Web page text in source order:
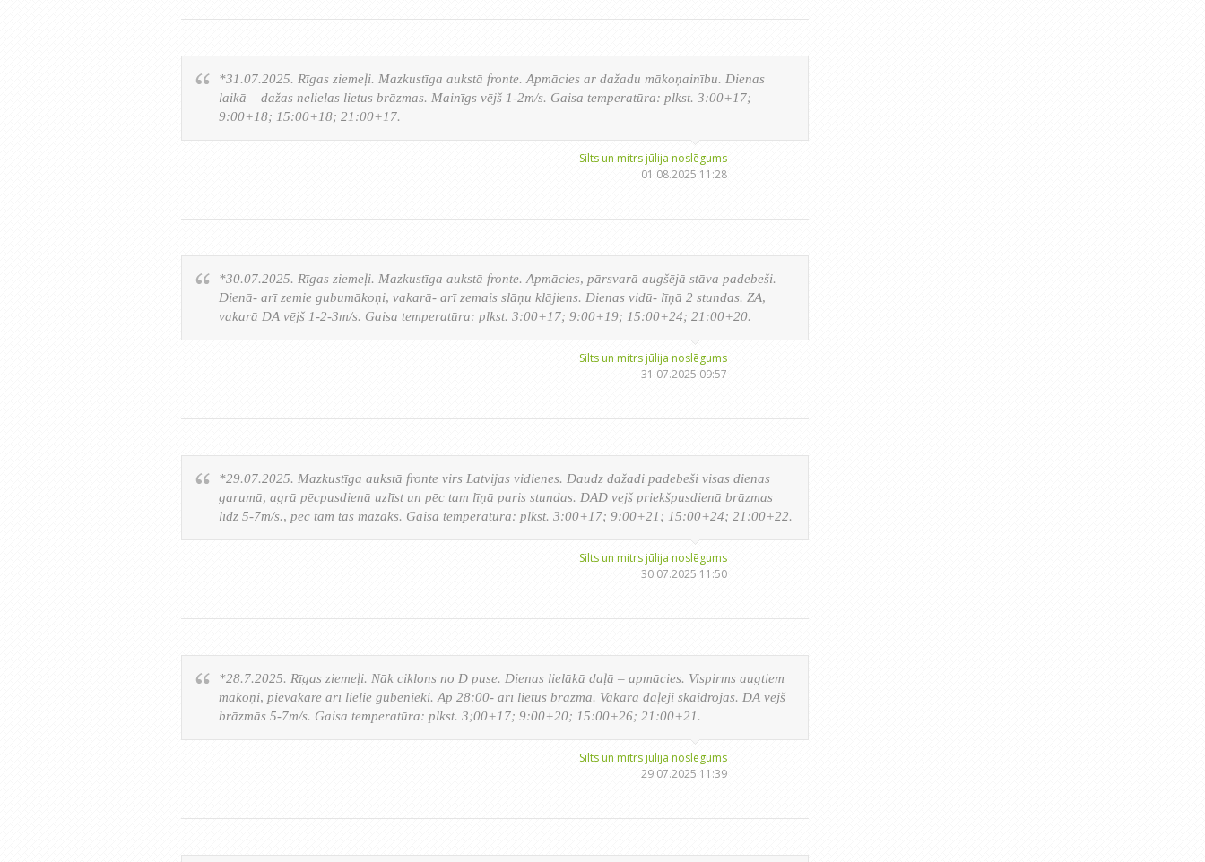
*31.07.2025. Rīgas ziemeļi. Mazkustīga aukstā fronte. Apmācies ar dažadu mākoņainību. Dienas
laikā – dažas nelielas lietus brāzmas. Mainīgs vējš 1-2m/s. Gaisa temperatūra: plkst. 3:00+17;
9:00+18; 15:00+18; 21:00+17.
Silts un mitrs jūlija noslēgums
01.08.2025 11:28
*30.07.2025. Rīgas ziemeļi. Mazkustīga aukstā fronte. Apmācies, pārsvarā augšējā stāva padebeši.
Dienā- arī zemie gubumākoņi, vakarā- arī zemais slāņu klājiens. Dienas vidū- līņā 2 stundas. ZA,
vakarā DA vējš 1-2-3m/s. Gaisa temperatūra: plkst. 3:00+17; 9:00+19; 15:00+24; 21:00+20.
Silts un mitrs jūlija noslēgums
31.07.2025 09:57
*29.07.2025. Mazkustīga aukstā fronte virs Latvijas vidienes. Daudz dažadi padebeši visas dienas
garumā, agrā pēcpusdienā uzlīst un pēc tam līņā paris stundas. DAD vejš priekšpusdienā brāzmas
līdz 5-7m/s., pēc tam tas mazāks. Gaisa temperatūra: plkst. 3:00+17; 9:00+21; 15:00+24; 21:00+22.
Silts un mitrs jūlija noslēgums
30.07.2025 11:50
*28.7.2025. Rīgas ziemeļi. Nāk ciklons no D puse. Dienas lielākā daļā – apmācies. Vispirms augtiem
mākoņi, pievakarē arī lielie gubenieki. Ap 28:00- arī lietus brāzma. Vakarā daļēji skaidrojās. DA vējš
brāzmās 5-7m/s. Gaisa temperatūra: plkst. 3;00+17; 9:00+20; 15:00+26; 21:00+21.
Silts un mitrs jūlija noslēgums
29.07.2025 11:39